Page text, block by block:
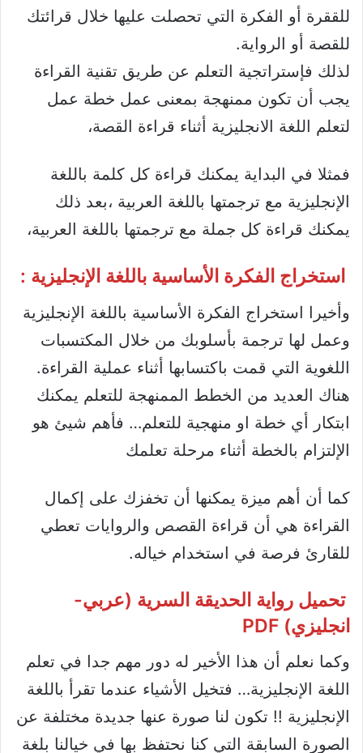
للققرة أو الفكرة التي تحصلت عليها خلال قرائتك
للقصة أو الرواية.
لذلك فإستراتجية التعلم عن طريق تقنية القراءة
يجب أن تكون ممنهجة بمعنى عمل خطة عمل
لتعلم اللغة الانجليزية أثناء قراءة القصة،
فمثلا في البداية يمكنك قراءة كل كلمة باللغة
الإنجليزية مع ترجمتها باللغة العربية ،بعد ذلك
يمكنك قراءة كل جملة مع ترجمتها باللغة العربية،
استخراج الفكرة الأساسية باللغة الإنجليزية :
وأخيرا استخراج الفكرة الأساسية باللغة الإنجليزية
وعمل لها ترجمة بأسلوبك من خلال المكتسبات
اللغوية التي قمت باكتسابها أثناء عملية القراءة.
هناك العديد من الخطط الممنهجة للتعلم يمكنك
ابتكار أي خطة او منهجية للتعلم… فأهم شيئ هو
الإلتزام بالخطة أثناء مرحلة تعلمك
كما أن أهم ميزة يمكنها أن تخفزك على إكمال
القراءة هي أن قراءة القصص والروايات تعطي
للقارئ فرصة في استخدام خياله.
تحميل رواية الحديقة السرية (عربي-
انجليزي) PDF
وكما نعلم أن هذا الأخير له دور مهم جدا في تعلم
اللغة الإنجليزية… فتخيل الأشياء عندما تقرأ باللغة
الإنجليزية !! تكون لنا صورة عنها جديدة مختلفة عن
الصورة السابقة التي كنا نحتفظ بها في خيالنا بلغة